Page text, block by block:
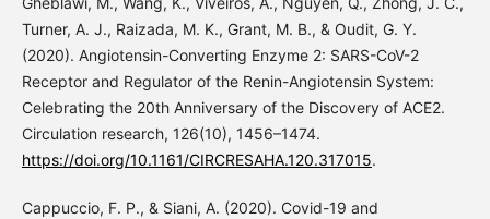
Turner, A. J., Raizada, M. K., Grant, M. B., & Oudit, G. Y.
(2020). Angiotensin-Converting Enzyme 2: SARS-CoV-2
Receptor and Regulator of the Renin-Angiotensin System:
Celebrating the 20th Anniversary of the Discovery of ACE2.
Circulation research, 126(10), 1456–1474.
https://doi.org/10.1161/CIRCRESAHA.120.317015.
Cappuccio, F. P., & Siani, A. (2020). Covid-19 and